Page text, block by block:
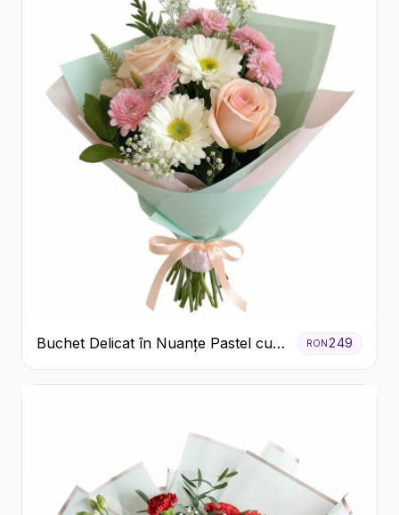
Buchet Delicat în Nuanțe Pastel cu
Trandafiri și Crizanteme Roz
RON249